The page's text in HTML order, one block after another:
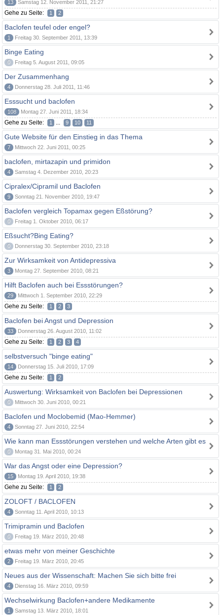
13 Samstag 12. November 2011, 21:27
Gehe zu Seite: 1 2
Baclofen teufel oder engel?
1 Freitag 30. September 2011, 13:39
Binge Eating
0 Freitag 5. August 2011, 09:05
Der Zusammenhang
4 Donnerstag 28. Juli 2011, 11:46
Esssucht und baclofen
108 Montag 27. Juni 2011, 18:34
Gehe zu Seite: 1 ... 9 10 11
Gute Website für den Einstieg in das Thema
7 Mittwoch 22. Juni 2011, 00:25
baclofen, mirtazapin und primidon
4 Samstag 4. Dezember 2010, 20:23
Cipralex/Cipramil und Baclofen
9 Sonntag 21. November 2010, 19:47
Baclofen vergleich Topamax gegen Eßstörung?
0 Freitag 1. Oktober 2010, 06:17
Eßsucht?Bing Eating?
0 Donnerstag 30. September 2010, 23:18
Zur Wirksamkeit von Antidepressiva
3 Montag 27. September 2010, 08:21
Hilft Baclofen auch bei Essstörungen?
29 Mittwoch 1. September 2010, 22:29
Gehe zu Seite: 1 2 3
Baclofen bei Angst und Depression
33 Donnerstag 26. August 2010, 11:02
Gehe zu Seite: 1 2 3 4
selbstversuch "binge eating"
14 Donnerstag 15. Juli 2010, 17:09
Gehe zu Seite: 1 2
Auswertung: Wirksamkeit von Baclofen bei Depressionen
0 Mittwoch 30. Juni 2010, 00:21
Baclofen und Moclobemid (Mao-Hemmer)
4 Sonntag 27. Juni 2010, 22:54
Wie kann man Essstörungen verstehen und welche Arten gibt es
0 Montag 31. Mai 2010, 00:24
War das Angst oder eine Depression?
15 Montag 19. April 2010, 19:38
Gehe zu Seite: 1 2
ZOLOFT / BACLOFEN
4 Sonntag 11. April 2010, 10:13
Trimipramin und Baclofen
0 Freitag 19. März 2010, 20:48
etwas mehr von meiner Geschichte
2 Freitag 19. März 2010, 20:45
Neues aus der Wissenschaft: Machen Sie sich bitte frei
4 Dienstag 16. März 2010, 09:59
Wechselwirkung Baclofen+andere Medikamente
1 Samstag 13. März 2010, 18:01